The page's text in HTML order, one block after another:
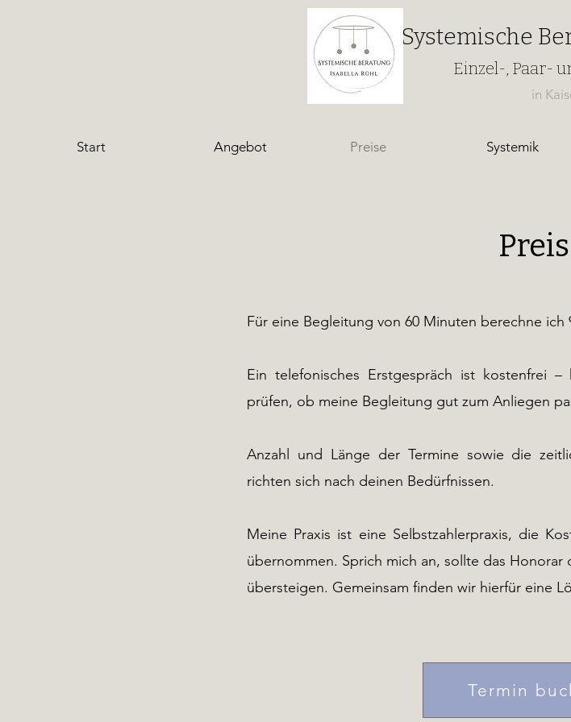
Systemische
Einzel-, Paar-
in
Start Angebot Preise Systemik
Für eine Begleitung von 60 Minuten berechne ich
Ein telefonisches Erstgespräch ist kostenfrei
prüfen, ob meine Begleitung gut zum Anliegen
Anzahl und Länge der Termine sowie die
richten sich nach deinen Bedürfnissen.
Meine Praxis ist eine Selbstzahlerpraxis, die
übernommen. Sprich mich an, sollte das
übersteigen. Gemeinsam finden wir hierfür eine
Termin